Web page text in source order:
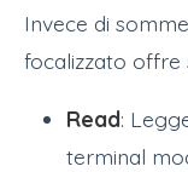
Invece di
focalizzato offre
Read:
terminal